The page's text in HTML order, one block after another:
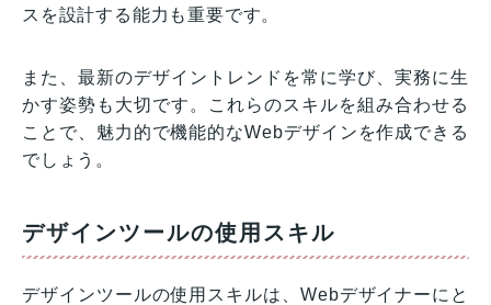
スを設計する能力も重要です。
また、最新のデザイントレンドを常に学び、実務に生
かす姿勢も大切です。これらのスキルを組み合わせる
ことで、魅力的で機能的なWebデザインを作成できる
でしょう。
デザインツールの使用スキル
デザインツールの使用スキルは、Webデザイナーにと